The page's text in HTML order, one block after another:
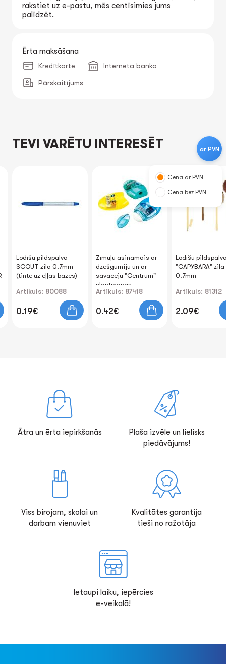
rakstiet uz e-pastu, mēs centīsimies jums
palīdzēt.
Ērta maksāšana
Kredītkarte Interneta banka
Pārskaitījums
TEVI VARĒTU INTERESĒT
Lodīšu pildspalva
SCOUT zila 0.7mm
(tinte uz eļļas bāzes)
Artikuls: 80088
0.19€
Zīmuļu asināmais ar
dzēšgumiju un ar
savācēju "Centrum"
plastmasas
Artikuls: 87418
0.42€
Lodīšu
"CAPYBARA" zila
0.7mm
Artikuls: 81312
2.09€
ar PVN
Cena ar PVN
Cena bez PVN
Ātra un ērta iepirkšanās
Plaša izvēle un lielisks
piedāvājums!
Viss birojam, skolai un
darbam vienuviet
Kvalitātes garantija
tieši no ražotāja
Ietaupi laiku, iepērcies
e-veikalā!